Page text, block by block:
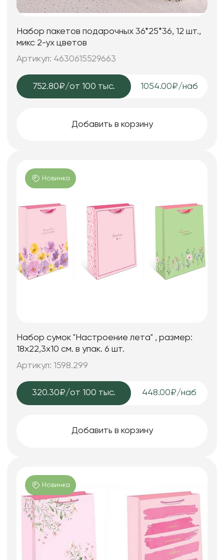
Набор пакетов подарочных 36*25*36, 12 шт.,
микс 2-ух цветов
Артикул: 4630615529663
752.80₽/от 100 тыс. 1054.00₽/наб
Добавить в корзину
Новинка
Набор сумок "Настроение лета" , размер:
18х22,3х10 см. в упак. 6 шт.
Артикул: 1598.299
320.30₽/от 100 тыс. 448.00₽/наб
Добавить в корзину
Новинка